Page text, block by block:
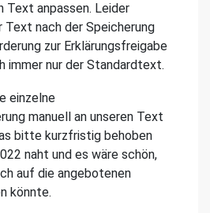
Text anpassen. Leider
nach der Speicherung
zur Erklärungsfreigabe
immer nur der Standardtext.
einzelne
manuell an unseren Text
bitte kurzfristig behoben
naht und es wäre schön,
auf die angebotenen
könnte.